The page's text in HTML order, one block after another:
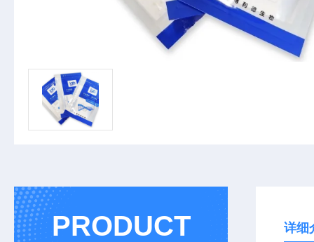
PRODUCT 详细